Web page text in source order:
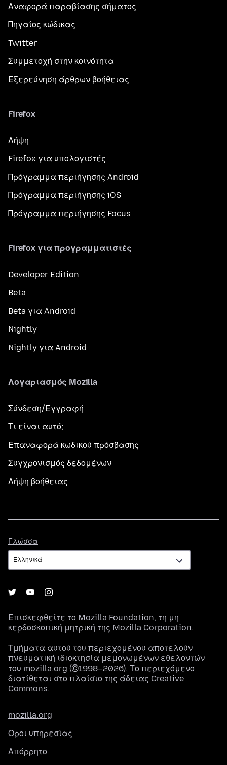
Αναφορά παραβίασης σήματος
Πηγαίος κώδικας
Twitter
Συμμετοχή στην κοινότητα
Εξερεύνηση άρθρων βοήθειας
Firefox
Λήψη
Firefox για υπολογιστές
Πρόγραμμα περιήγησης Android
Πρόγραμμα περιήγησης iOS
Πρόγραμμα περιήγησης Focus
Firefox για προγραμματιστές
Developer Edition
Beta
Beta για Android
Nightly
Nightly για Android
Λογαριασμός Mozilla
Σύνδεση/Εγγραφή
Τι είναι αυτό;
Επαναφορά κωδικού πρόσβασης
Συγχρονισμός δεδομένων
Λήψη βοήθειας
Γλώσσα
Επισκεφθείτε το Mozilla Foundation, τη μη
κερδοσκοπική μητρική της Mozilla Corporation.
Τμήματα αυτού του περιεχομένου αποτελούν
πνευματική ιδιοκτησία μεμονωμένων εθελοντών
του mozilla.org (©1998–2026). Το περιεχόμενο
διατίθεται στο πλαίσιο της άδειας Creative
Commons.
mozilla.org
Όροι υπηρεσίας
Απόρρητο